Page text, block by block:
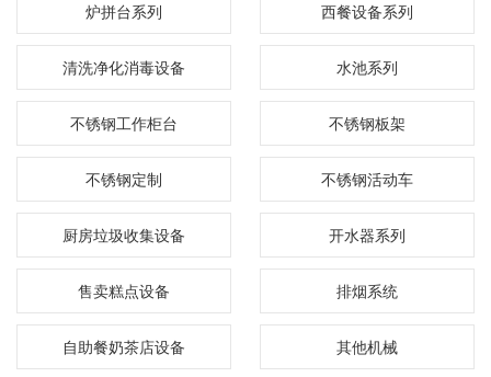
炉拼台系列 西餐设备系列
清洗净化消毒设备 水池系列
不锈钢工作柜台 不锈钢板架
不锈钢定制 不锈钢活动车
厨房垃圾收集设备 开水器系列
售卖糕点设备 排烟系统
自助餐奶茶店设备 其他机械